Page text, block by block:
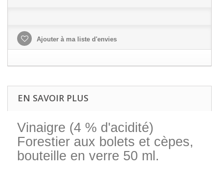
Ajouter à ma liste d'envies
EN SAVOIR PLUS
Vinaigre (4 % d'acidité)
Forestier aux bolets et cèpes,
bouteille en verre 50 ml.